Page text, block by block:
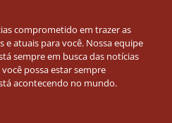
comprometido em trazer as
e atuais para você. Nossa equipe
sempre em busca das notícias
possa estar sempre
acontecendo no mundo.